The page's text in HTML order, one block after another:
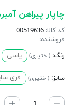
چاپار پیراهن
کد کالا: 00519636
فروشنده:
رنگ: (اختیاری) یاسی
سایز: (اختیاری) فری سایز